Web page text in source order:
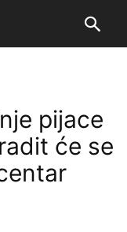
pijace
će se